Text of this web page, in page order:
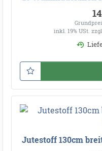
inkl. 19% USt.
Jutestoff 130cm